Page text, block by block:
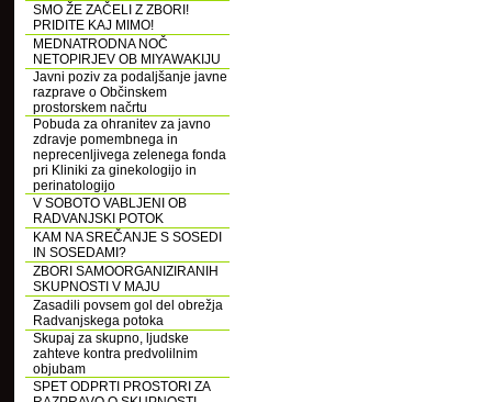
SMO ŽE ZAČELI Z ZBORI!
PRIDITE KAJ MIMO!
MEDNATRODNA NOČ
NETOPIRJEV OB MIYAWAKIJU
Javni poziv za podaljšanje javne
razprave o Občinskem
prostorskem načrtu
Pobuda za ohranitev za javno
zdravje pomembnega in
neprecenljivega zelenega fonda
pri Kliniki za ginekologijo in
perinatologijo
V SOBOTO VABLJENI OB
RADVANJSKI POTOK
KAM NA SREČANJE S SOSEDI
IN SOSEDAMI?
ZBORI SAMOORGANIZIRANIH
SKUPNOSTI V MAJU
Zasadili povsem gol del obrežja
Radvanjskega potoka
Skupaj za skupno, ljudske
zahteve kontra predvolilnim
objubam
SPET ODPRTI PROSTORI ZA